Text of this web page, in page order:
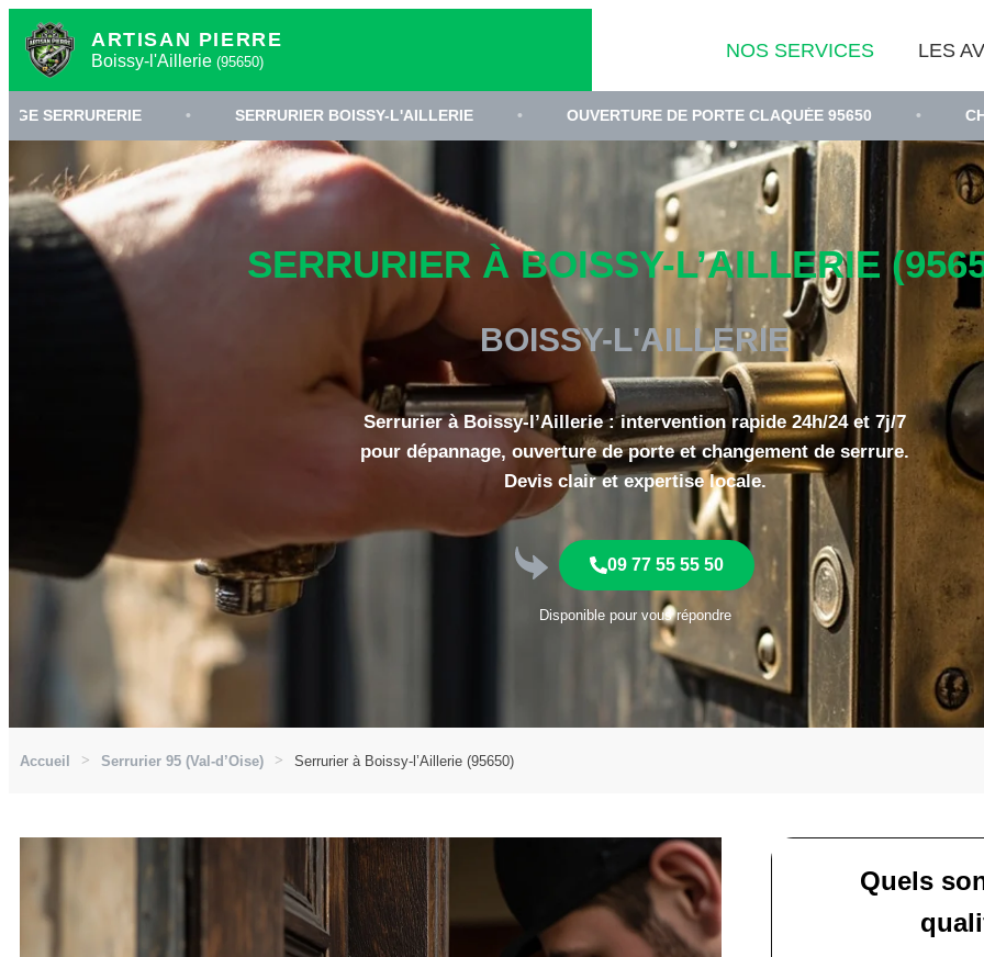
ARTISAN PIERRE
Boissy-l'Aillerie (95650)
NOS SERVICES LES
• SERRURIER BOISSY-L'AILLERIE • OUVERTURE DE PORTE CLAQUÉE 95650 •
SERRURIER À BOISSY-L’AILLERIE
BOISSY-L'AILLERIE
Serrurier à Boissy-l’Aillerie : intervention rapide 24h/24 et 7j/7
pour dépannage, ouverture de porte et changement de serrure.
Devis clair et expertise locale.
09 77 55 55 50
Disponible pour vous répondre
Accueil Serrurier 95 (Val-d’Oise) Serrurier à Boissy-l’Aillerie (95650)
Quels